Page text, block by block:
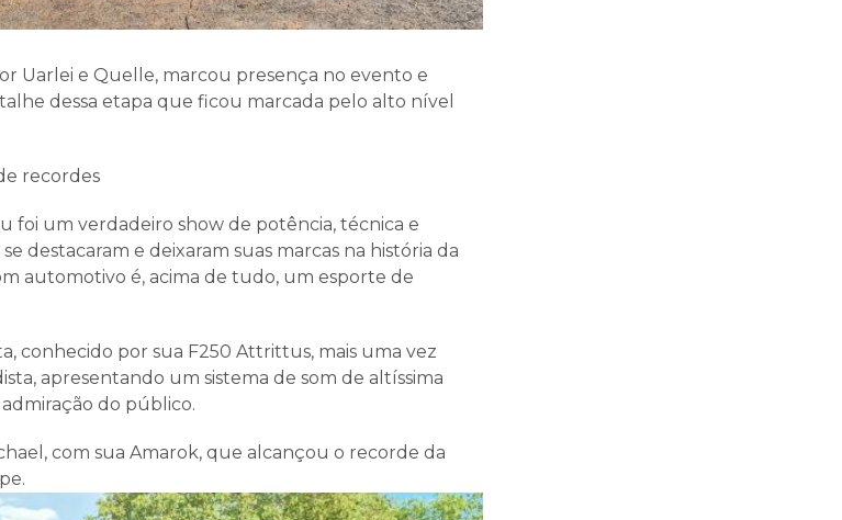
Uarlei e Quelle, marcou presença no evento e
dessa etapa que ficou marcada pelo alto nível
recordes
foi um verdadeiro show de potência, técnica e
destacaram e deixaram suas marcas na história da
automotivo é, acima de tudo, um esporte de
conhecido por sua F250 Attrittus, mais uma vez
apresentando um sistema de som de altíssima
do público.
com sua Amarok, que alcançou o recorde da